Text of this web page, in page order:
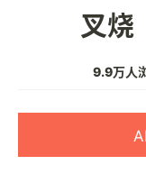
叉烧
9.9万人